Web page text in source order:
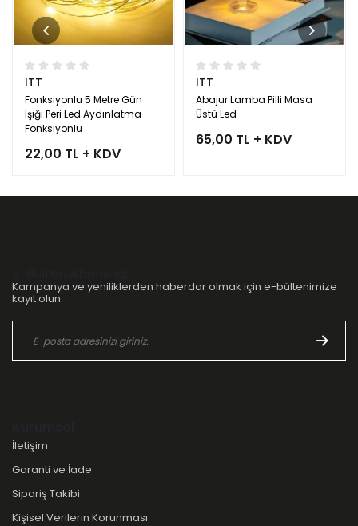
ITT
Fonksiyonlu 5 Metre Gün
Işığı Peri Led Aydınlatma
Fonksiyonlu
22,00 TL + KDV
ITT
Abajur Lamba Pilli Masa
Üstü Led
65,00 TL + KDV
Kampanya ve yeniliklerden haberdar olmak için e-bültenimize
kayıt olun.
İletişim
Garanti ve İade
Sipariş Takibi
Kişisel Verilerin Korunması